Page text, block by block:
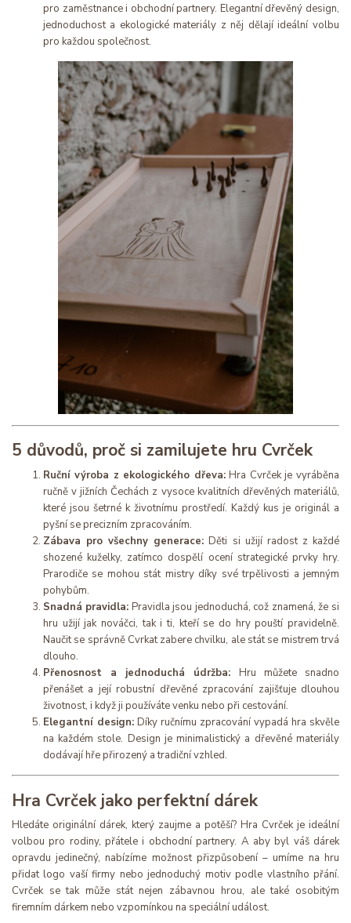
pro zaměstnance i obchodní partnery. Elegantní dřevěný design,
jednoduchost a ekologické materiály z něj dělají ideální volbu
pro každou společnost.
5 důvodů, proč si zamilujete hru Cvrček
Ruční výroba z ekologického dřeva:Hra Cvrček je vyráběna
ručně v jižních Čechách z vysoce kvalitních dřevěných materiálů,
které jsou šetrné k životnímu prostředí. Každý kus je originál a
pyšní se precizním zpracováním.
Zábava pro všechny generace: Děti si užijí radost z každé
shozené kuželky, zatímco dospělí ocení strategické prvky hry.
Prarodiče se mohou stát mistry díky své trpělivosti a jemným
pohybům.
Snadná pravidla: Pravidla jsou jednoduchá, což znamená, že si
hru užijí jak nováčci, tak i ti, kteří se do hry pouští pravidelně.
Naučit se správně Cvrkat zabere chvilku, ale stát se mistrem trvá
dlouho.
Přenosnost a jednoduchá údržba: Hru můžete snadno
přenášet a její robustní dřevěné zpracování zajišťuje dlouhou
životnost, i když ji používáte venku nebo při cestování.
Elegantní design: Díky ručnímu zpracování vypadá hra skvěle
na každém stole. Design je minimalistický a dřevěné materiály
dodávají hře přirozený a tradiční vzhled.
Hra Cvrček jako perfektní dárek
Hledáte originální dárek, který zaujme a potěší? Hra Cvrček je ideální
volbou pro rodiny, přátele i obchodní partnery. A aby byl váš dárek
opravdu jedinečný, nabízíme možnost přizpůsobení – umíme na hru
přidat logo vaší firmy nebo jednoduchý motiv podle vlastního přání.
Cvrček se tak může stát nejen zábavnou hrou, ale také osobitým
firemním dárkem nebo vzpomínkou na speciální událost.